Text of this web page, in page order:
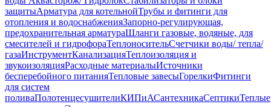
защитыАрматура для котельнойТрубы и фитинги для
отопления и водоснабженияЗапорно-регулирующая,
предохранительная арматураШланги газовые, водяные, для
смесителей и гидрофораТеплоносительСчетчики воды/ тепла/
газаИнструментКанализацияТеплоизоляция и
звукоизоляцияРасходные материалыИсточники
бесперебойного питанияТепловые завесыГорелкиФитинги
для систем
поливаПолотенцесушителиКИПиАСантехникаСептикиТеплые